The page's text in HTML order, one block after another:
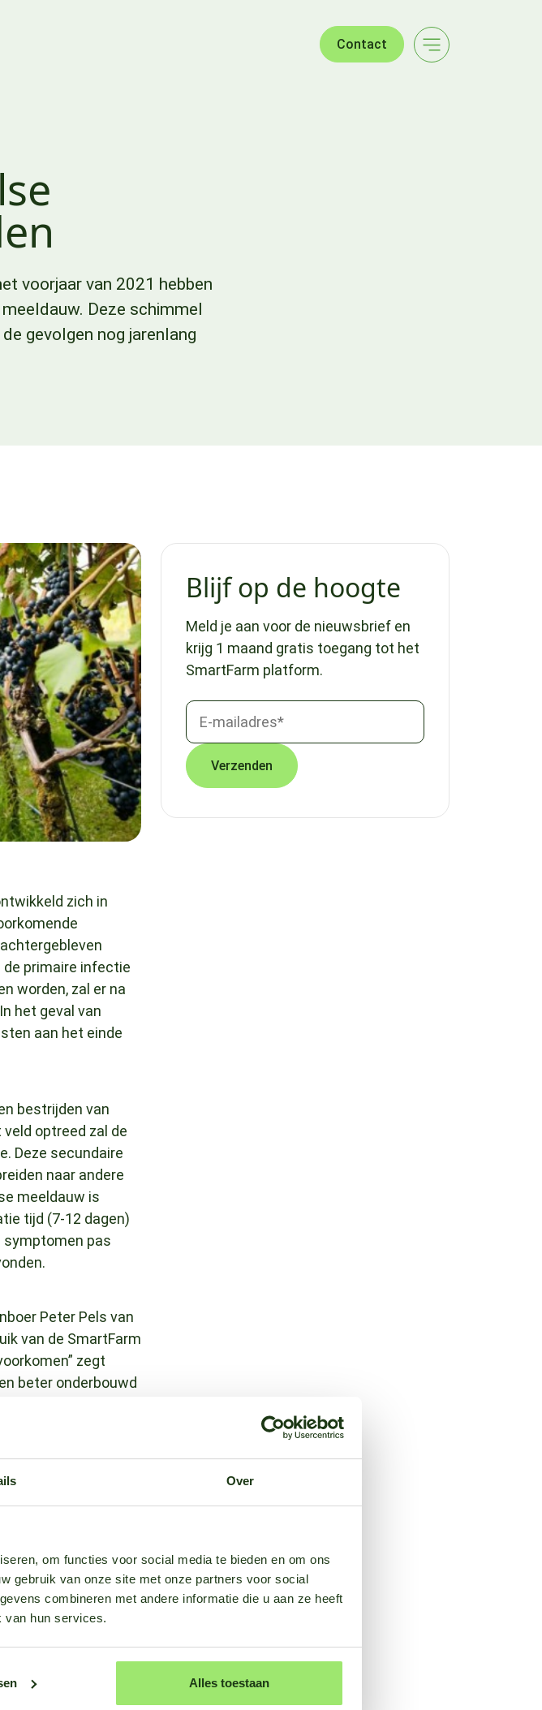
Over
om functies voor social media te bieden en om ons
gebruik van onze site met onze partners voor social
combineren met andere informatie die u aan ze heeft
van hun services.
Alles toestaan
Contact
voorjaar van 2021 hebben
Deze schimmel
gevolgen nog jarenlang
zich in
de primaire infectie
worden, zal er na
het geval van
aan het einde
bestrijden van
optreed zal de
Deze secundaire
naar andere
meeldauw is
tijd (7-12 dagen)
symptomen pas
Peter Pels van
van de SmartFarm
zegt
beter onderbouwd
gevoel, dan
infectiekans voor
De modellen die
door
men een hoge
ingespeeld
worden
met de Spuit
Blijf op de hoogte
Meld je aan voor de nieuwsbrief en
krijg 1 maand gratis toegang tot het
SmartFarm platform.